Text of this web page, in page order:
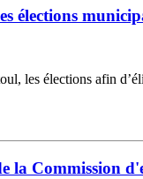
élections
les élections afin
la Commission